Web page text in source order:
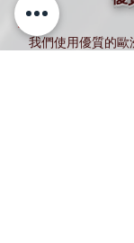
我們使用優質的歐